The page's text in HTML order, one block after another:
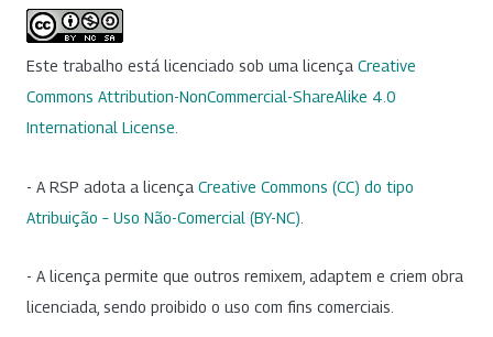
Este trabalho está licenciado sob uma licença Creative
Commons Attribution-NonCommercial-ShareAlike 4.0
International License
- A RSP adota a licença Creative Commons (CC) do tipo
Atribuição – Uso Não-Comercial (BY-NC)
- A licença permite que outros remixem, adaptem e criem obra
licenciada, sendo proibido o uso com fins comerciais.